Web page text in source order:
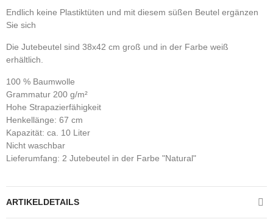
Endlich keine Plastiktüten und mit diesem süßen Beutel ergänzen
Sie sich
Die Jutebeutel sind 38x42 cm groß und in der Farbe weiß
erhältlich.
100 % Baumwolle
Grammatur 200 g/m²
Hohe Strapazierfähigkeit
Henkellänge: 67 cm
Kapazität: ca. 10 Liter
Nicht waschbar
Lieferumfang: 2 Jutebeutel in der Farbe "Natural"
ARTIKELDETAILS